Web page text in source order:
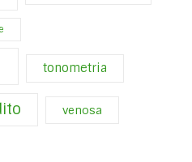
tonometria
venosa